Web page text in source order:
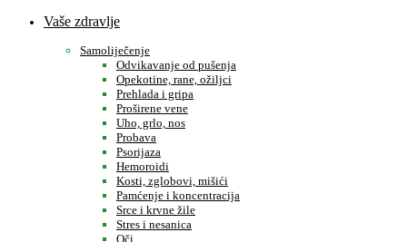
Vaše zdravlje
Samoliječenje
Odvikavanje od pušenja
Opekotine, rane, ožiljci
Prehlada i gripa
Proširene vene
Uho, grlo, nos
Probava
Psorijaza
Hemoroidi
Kosti, zglobovi, mišići
Pamćenje i koncentracija
Srce i krvne žile
Stres i nesanica
Oči